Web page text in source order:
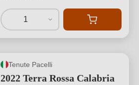
1
Tenute Pacelli
2022 Terra Rossa Calabria